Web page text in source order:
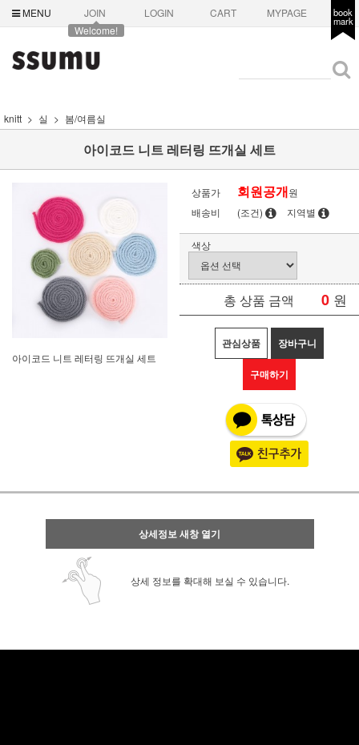
MENU
JOIN
Welcome!
LOGIN CART MYPAGE book
mark
knitt 실 봄/여름실
아이코드 니트 레터링 뜨개실 세트
아이코드 니트 레터링 뜨개실 세트
상품가 회원공개원
배송비
(조건) 지역별
색상
총 상품 금액 0 원
관심상품 장바구니
구매하기
상세정보 새창 열기
상세 정보를 확대해 보실 수 있습니다.